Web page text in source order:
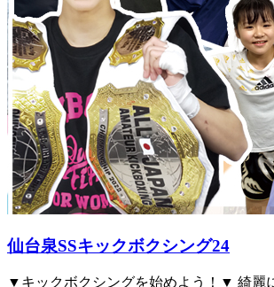
仙台泉SSキックボクシング24
▼キックボクシングを始めよう！▼ 綺麗